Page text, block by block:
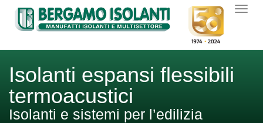
Isolanti espansi flessibili
termoacustici
Isolanti e sistemi per l’edilizia